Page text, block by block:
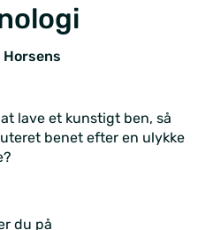
Horsens
lave et kunstigt ben, så
benet efter en ulykke
du på